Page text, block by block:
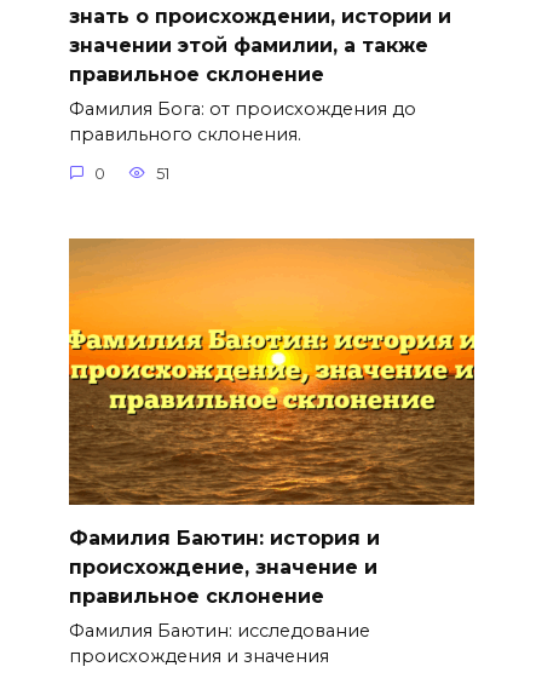
знать о происхождении, истории и
значении этой фамилии, а также
правильное склонение
Фамилия Бога: от происхождения до
правильного склонения.
0 51
Фамилия Баютин: история и
происхождение, значение и
правильное склонение
Фамилия Баютин: исследование
происхождения и значения